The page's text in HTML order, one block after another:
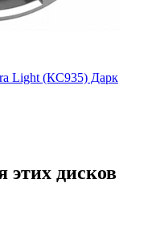
Light (КС935) Дарк
дисков